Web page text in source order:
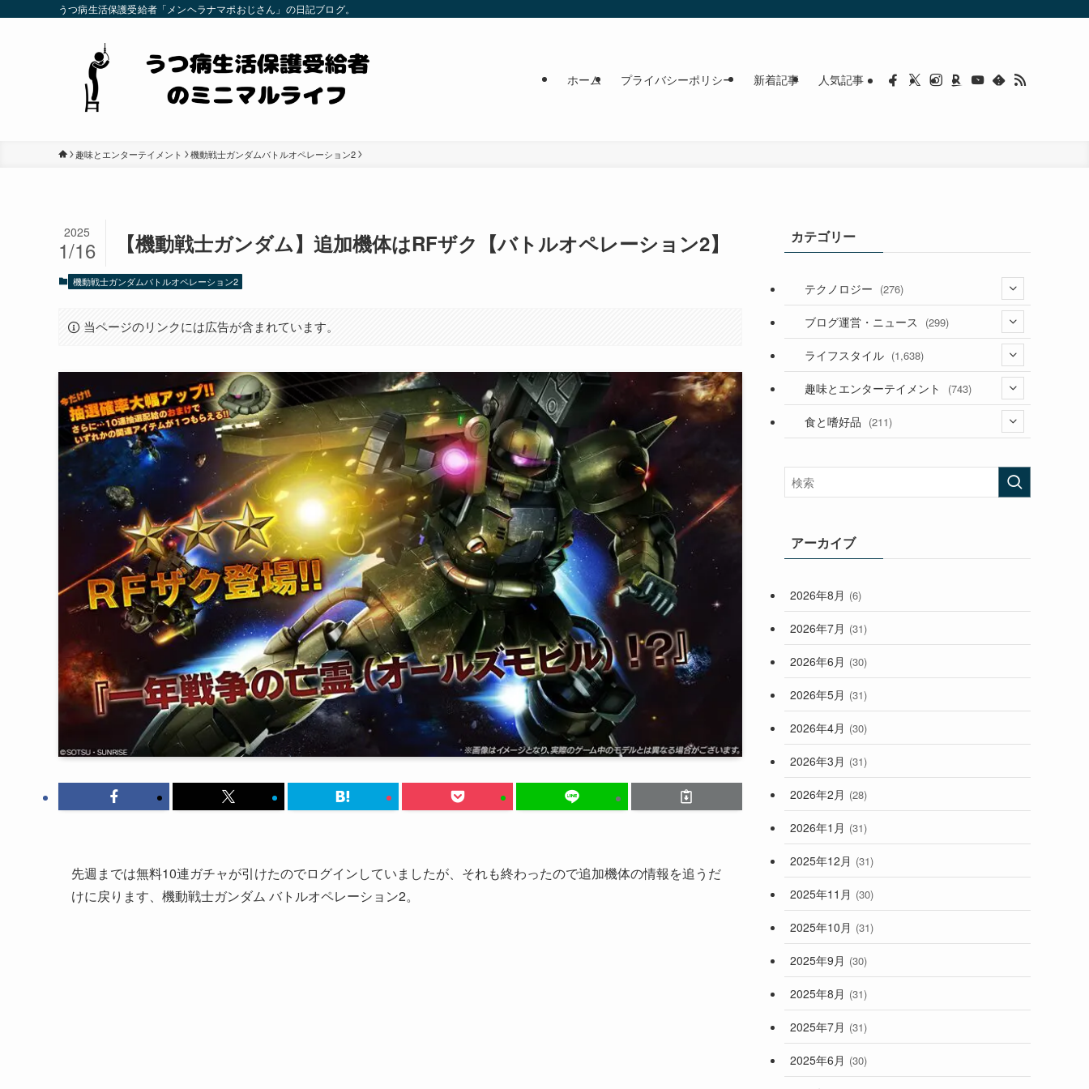
うつ病生活保護受給者「メンヘラナマポおじさん」の日記ブログ。
ホーム プライバシーポリシー 新着記事 人気記事
趣味とエンターテイメント 機動戦士ガンダムバトルオペレーション2
【機動戦士ガンダム】追加機体はRFザク【バトルオペレーション2】
2025
1/16
機動戦士ガンダムバトルオペレーション2
当ページのリンクには広告が含まれています。
先週までは無料10連ガチャが引けたのでログインしていましたが、それも終わったので追加機体の情報を追うだ
けに戻ります、機動戦士ガンダム バトルオペレーション2。
カテゴリー
テクノロジー (276)
(36)
(187)
(53)
ブログ運営・ニュース (299)
(118)
(181)
ライフスタイル (1,638)
(394)
(282)
(33)
(248)
趣味とエンターテイメント (743)
(56)
(473)
食と嗜好品 (211)
アーカイブ
2026年8月 (6)
2026年7月 (31)
2026年6月 (30)
2026年5月 (31)
2026年4月 (30)
2026年3月 (31)
2026年2月 (28)
2026年1月 (31)
2025年12月 (31)
2025年11月 (30)
2025年10月 (31)
2025年9月 (30)
2025年8月 (31)
2025年7月 (31)
2025年6月 (30)